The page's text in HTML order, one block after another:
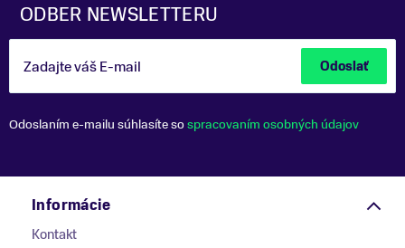
ODBER NEWSLETTERU
Zadajte váš E-mail Odoslať
Odoslaním e-mailu súhlasíte sospracovaním osobných údajov
Informácie
Kontakt